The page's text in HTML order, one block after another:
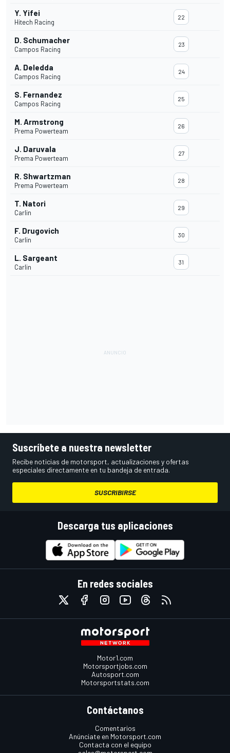
Y. Yifei
Hitech Racing
22
D. Schumacher
Campos Racing
23
A. Deledda
Campos Racing
24
S. Fernandez
Campos Racing
25
M. Armstrong
Prema Powerteam
26
J. Daruvala
Prema Powerteam
27
R. Shwartzman
Prema Powerteam
28
T. Natori
Carlin
29
F. Drugovich
Carlin
30
L. Sargeant
Carlin
31
Suscríbete a nuestra newsletter
Recibe noticias de motorsport, actualizaciones y ofertas
especiales directamente en tu bandeja de entrada.
SUSCRIBIRSE
Descarga tus aplicaciones
En redes sociales
Motor1.com
Motorsportjobs.com
Autosport.com
Motorsportstats.com
Contáctanos
Comentarios
Anúnciate en Motorsport.com
Contacta con el equipo